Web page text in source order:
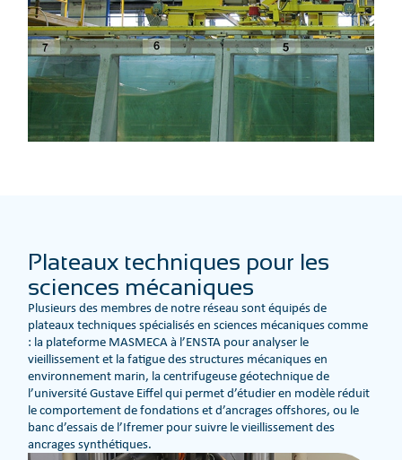
Plateaux techniques pour les
sciences mécaniques
Plusieurs des membres de notre réseau sont équipés de
plateaux techniques spécialisés en sciences mécaniques comme
: la plateforme MASMECA à l’ENSTA pour analyser le
vieillissement et la fatigue des structures mécaniques en
environnement marin, la centrifugeuse géotechnique de
l’université Gustave Eiffel qui permet d’étudier en modèle réduit
le comportement de fondations et d’ancrages offshores, ou le
banc d’essais de l’Ifremer pour suivre le vieillissement des
ancrages synthétiques.